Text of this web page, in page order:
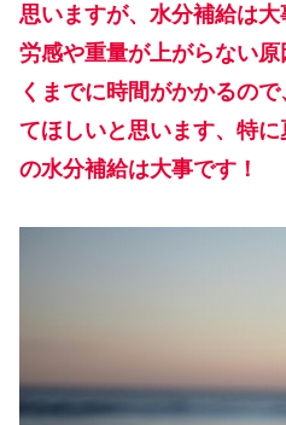
思いますが、水分補給は
労感や重量が上がらない
くまでに時間がかかるの
てほしいと思います、特
の水分補給は大事です！